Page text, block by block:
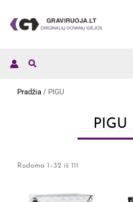
turinio
Pradžia / PIGU
PIGU
Rodoma 1–32 iš 111pagal